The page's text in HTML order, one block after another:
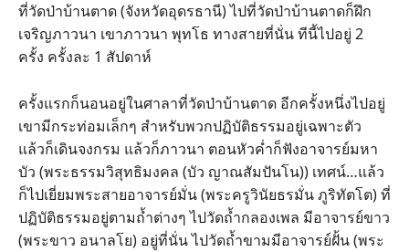
ที่วัดป่าบ้านตาด (จังหวัดอุดรธานี) ไปที่วัดป่าบ้านตาดก็ฝึก
เจริญภาวนา เขาภาวนา พุทโธ ทางสายที่นั่น ทีนี้ไปอยู่ 2
ครั้ง ครั้งละ 1 สัปดาห์
ครั้งแรกก็นอนอยู่ในศาลาที่วัดป่าบ้านตาด อีกครั้งหนึ่งไปอยู่
เขามีกระท่อมเล็กๆ สำหรับพวกปฏิบัติธรรมอยู่เฉพาะตัว
แล้วก็เดินจงกรม แล้วก็ภาวนา ตอนหัวค่ำก็ฟังอาจารย์มหา
บัว (พระธรรมวิสุทธิมงคล (บัว ญาณสัมปันโน)) เทศน์…แล้ว
ก็ไปเยี่ยมพระสายอาจารย์มั่น (พระครูวินัยธรมั่น ภูริทัตโต) ที่
ปฏิบัติธรรมอยู่ตามถ้ำต่างๆ ไปวัดถ้ำกลองเพล มีอาจารย์ขาว
(พระขาว อนาลโย) อยู่ที่นั่น ไปวัดถ้ำขามมีอาจารย์ฝั้น (พระ